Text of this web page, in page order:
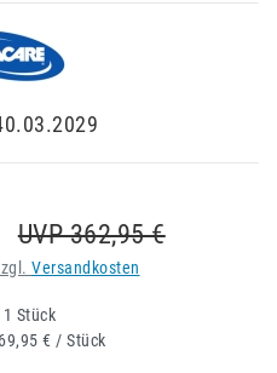
UVP 362,95 €
Versandkosten
1 Stück
€ / Stück